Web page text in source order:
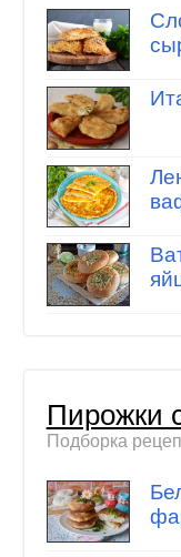
Пирожки
Подборка